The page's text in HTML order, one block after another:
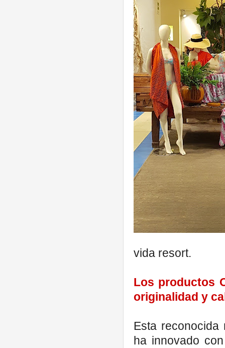
vida resort.
Los productos
originalidad y
Esta
ha innovado